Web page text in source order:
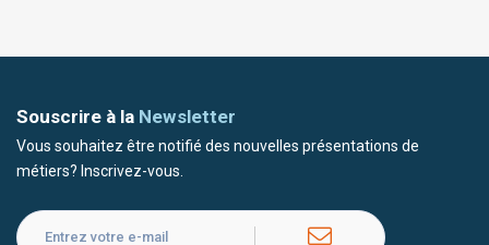
Souscrire à la Newsletter
Vous souhaitez être notifié des nouvelles présentations de
métiers? Inscrivez-vous.